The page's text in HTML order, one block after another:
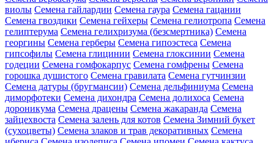
виолы Семена гайлардии Семена гаура Семена гацании
Семена гвоздики Семена гейхеры Семена гелиотропа Семена
гелиптерума Семена гелихризума (безсмертника) Семена
георгины Семена герберы Семена гипоэстеса Семена
гипсофилы Семена глицинии Семена глоксинии Семена
годеции Семена гомфокарпус Семена гомфрены Семена
горошка душистого Семена гравилата Семена гутчинзии
Семена датуры (бругмансии) Семена дельфиниума Семена
диморфотеки Семена дихондра Семена долихоса Семена
дороникума Семена драцены Семена жакаранда Семена
зайцехвоста Семена залень для котов Семена Зимний букет
(сухоцветы) Семена злаков и трав декоративных Семена